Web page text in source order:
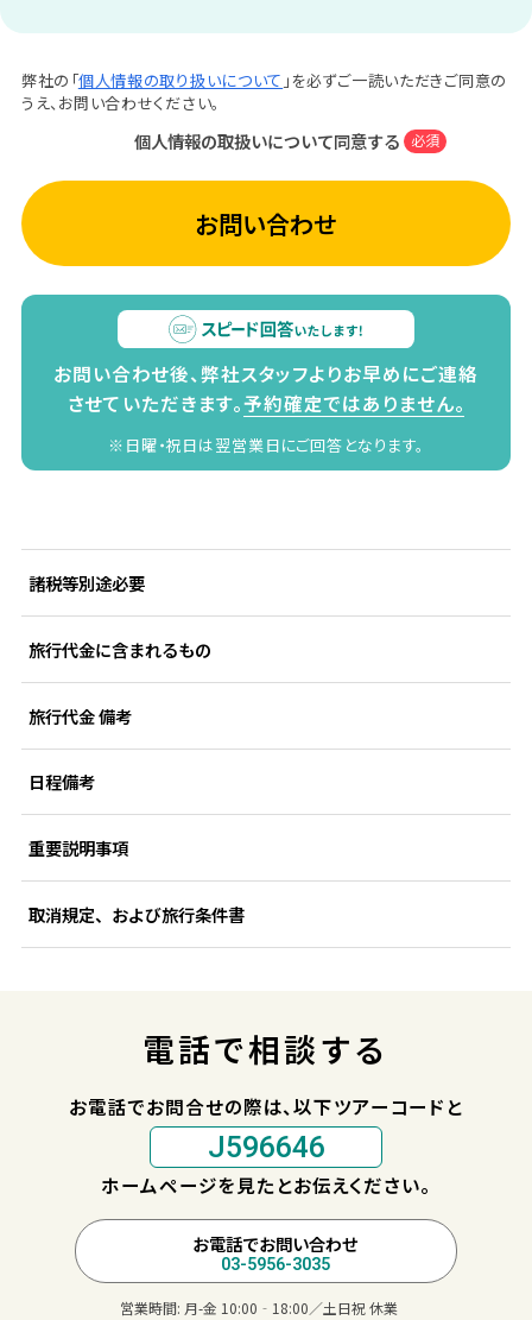
弊社の「個人情報の取り扱いについて 」を必ずご一読いただきご同意の
うえ、お問い合わせください。
個人情報の取扱いについて同意する 必須
お問い合わせ
お問い合わせ後、弊社スタッフよりお早めにご連絡
させていただきます。予約確定ではありません。
※日曜・祝日は翌営業日にご回答となります。
諸税等別途必要
旅行代金に含まれるもの
旅行代金 備考
日程備考
重要説明事項
取消規定、および旅行条件書
電話で相談する
お電話でお問合せの際は、以下ツアーコードと
J596646
ホームページを見たとお伝えください。
お電話でお問い合わせ
03-5956-3035
営業時間: 月-金 10:00‐18:00／土日祝 休業